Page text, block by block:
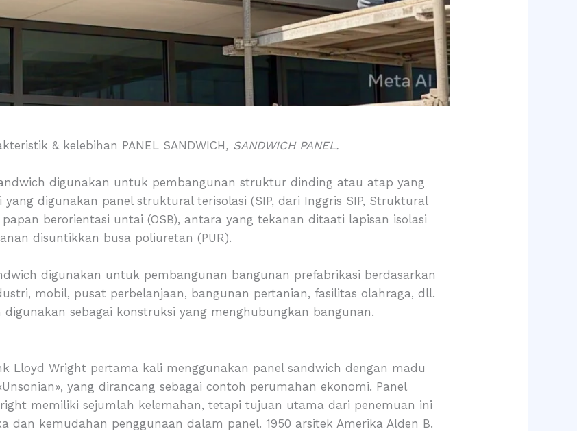
& kelebihan PANEL SANDWICH, SANDWICH PANEL.
digunakan untuk pembangunan struktur dinding atau atap yang
digunakan panel struktural terisolasi (SIP, dari Inggris SIP, Struktural
berorientasi untai (OSB), antara yang tekanan ditaati lapisan isolasi
disuntikkan busa poliuretan (PUR).
digunakan untuk pembangunan bangunan prefabrikasi berdasarkan
mobil, pusat perbelanjaan, bangunan pertanian, fasilitas olahraga, dll.
sebagai konstruksi yang menghubungkan bangunan.
Lloyd Wright pertama kali menggunakan panel sandwich dengan madu
yang dirancang sebagai contoh perumahan ekonomi. Panel
memiliki sejumlah kelemahan, tetapi tujuan utama dari penemuan ini
dan kemudahan penggunaan dalam panel. 1950 arsitek Amerika Alden B.